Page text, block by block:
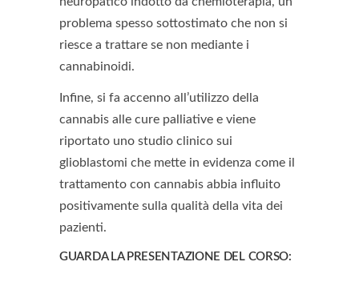
problema spesso sottostimato che non si
riesce a trattare se non mediante i
cannabinoidi.
Infine, si fa accenno all’utilizzo della
cannabis alle cure palliative e viene
riportato uno studio clinico sui
glioblastomi che mette in evidenza come il
trattamento con cannabis abbia influito
positivamente sulla qualità della vita dei
pazienti.
GUARDA LA PRESENTAZIONE DEL CORSO: